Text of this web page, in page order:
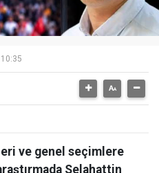
ve genel seçimlere
Selahattin